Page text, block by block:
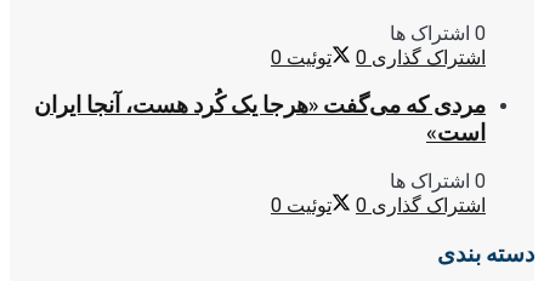
0 اشتراک ها
اشتراک گذاری 0 توئیت 0
مردی که می‌گفت «هرجا یک کُرد هست، آنجا ایران
است»
0 اشتراک ها
اشتراک گذاری 0 توئیت 0
دسته بندی